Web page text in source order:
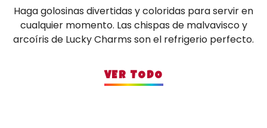
Haga golosinas divertidas y coloridas para servir en
cualquier momento. Las chispas de malvavisco y
arcoíris de Lucky Charms son el refrigerio perfecto.
VER TODO